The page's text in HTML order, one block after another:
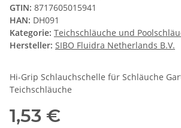
GTIN: 8717605015941
HAN: DH091
Kategorie: Teichschläuche und
Hersteller: SIBO Fluidra Netherlands B.V.
Hi-Grip Schlauchschelle für Schläuche
Teichschläuche
1,53 €